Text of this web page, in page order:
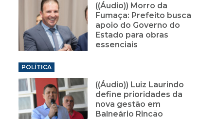
((Áudio)) Morro da
Fumaça: Prefeito busca
apoio do Governo do
Estado para obras
essenciais
POLÍTICA
((Áudio)) Luiz Laurindo
define prioridades da
nova gestão em
Balneário Rincão